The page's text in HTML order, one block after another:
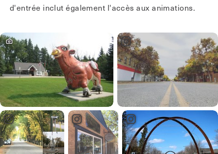
d'entrée inclut également l'accès aux animations.